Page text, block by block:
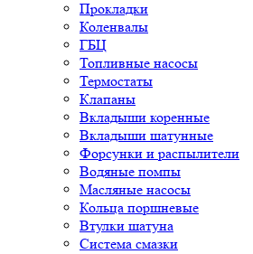
Прокладки
Коленвалы
ГБЦ
Топливные насосы
Термостаты
Клапаны
Вкладыши коренные
Вкладыши шатунные
Форсунки и распылители
Водяные помпы
Масляные насосы
Кольца поршневые
Втулки шатуна
Система смазки